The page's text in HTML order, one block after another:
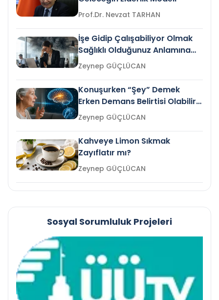
Prof.Dr. Nevzat TARHAN
İşe Gidip Çalışabiliyor Olmak
Sağlıklı Olduğunuz Anlamına
Gelir mi?Zeynep GÜÇLÜCAN
Konuşurken “Şey” Demek
Erken Demans Belirtisi Olabilir
mi?
Zeynep GÜÇLÜCAN
Kahveye Limon Sıkmak
Zayıflatır mı?
Zeynep GÜÇLÜCAN
Sosyal Sorumluluk Projeleri